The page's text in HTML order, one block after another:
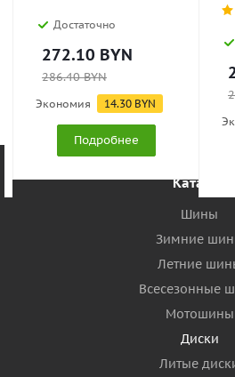
Достаточно
272.10 BYN
286.40BYN
Экономия 14.30 BYN
Подробнее
Каталог
Шины
Зимние
Летние
Всесезонные
Мотошины
Диски
Литые